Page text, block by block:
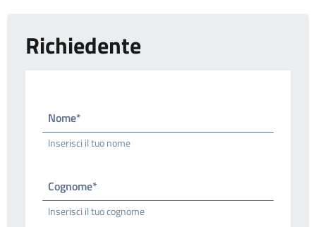
Richiedente
Nome*
Inserisci il tuo nome
Cognome*
Inserisci il tuo cognome